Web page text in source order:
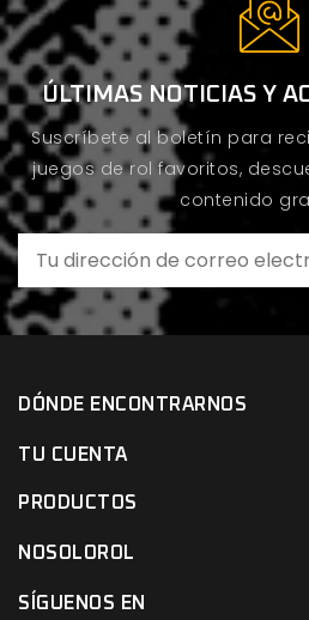
ÚLTIMAS NOTICIAS Y
Suscríbete al boletín para
juegos de rol favoritos,
contenido
DÓNDE ENCONTRARNOS
TU CUENTA
PRODUCTOS
NOSOLOROL
SÍGUENOS EN